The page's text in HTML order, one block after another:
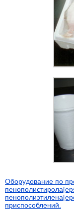
Оборудование по
приспособлений.